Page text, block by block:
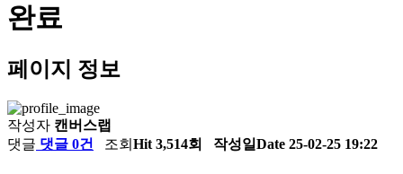
완료
페이지 정보
작성자 캔버스랩
댓글 댓글 0건 조회 Hit 3,514회 작성일Date 25-02-25 19:22